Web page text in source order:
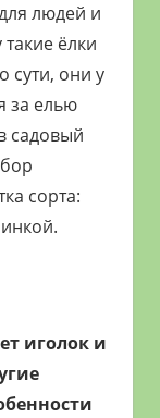
людей и
такие ёлки
сути, они у
за елью
садовый
сорта:
иголок и